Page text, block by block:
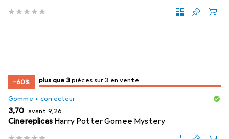
−60% 3/ 3
3/ 3 en vente
plus que 3pièces sur 3 en vente
Gomme + correcteur
EUR
3,70 avant EUR
9,26
Cinereplicas Harry Potter Gomee Mystery